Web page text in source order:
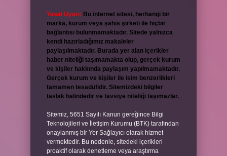
Yasal Uyarı: Bu internet sitesi, herhangi bir
marka, kurum veya şahıs şirketi ile hiçbir
bağlantısı bulunmamaktadır. Sitede yalnızca
kendi hazırladığımız makaleler
paylaşılmaktadır. Burada yer alan içerikler
haber niteliği taşımamakta olup, gerçek kurum
ve kişiler hakkında paylaşım yapılmamaktadır.
Gerçek kurum ve kişiler ile isim benzerlikleri
tamamen tesadüfidir. Sitemizdeki bilgiler
taslak halindedir ve tavsiye niteliği taşımazlar.
Sitemiz, 5651 Sayılı Kanun gereğince Bilgi
Teknolojileri ve İletişim Kurumu (BTK) tarafından
onaylanmış bir Yer Sağlayıcı olarak hizmet
vermektedir. Bu nedenle, sitedeki içerikleri
proaktif olarak denetleme veya araştırma